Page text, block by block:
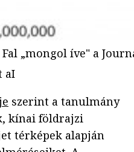
„mongol íve" a
aI
szerint a tanulmány
kínai földrajzi
térképek alapján